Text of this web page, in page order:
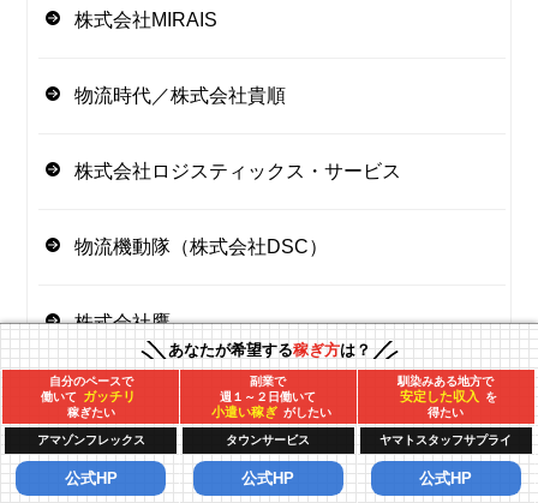
株式会社MIRAIS
物流時代／株式会社貴順
株式会社ロジスティックス・サービス
物流機動隊（株式会社DSC）
株式会社鷹
翔和サービス
なでしこTOKYO株式会社
あなたが希望する稼ぎ方は？
自分のペースで
働いて ガッチリ
稼ぎたい
アマゾンフレックス
公式HP
副業で
週１～２日働いて
小遣い稼ぎ がしたい
タウンサービス
公式HP
馴染みある地方で
安定した収入
を
得たい
ヤマトスタッフサプライ
公式HP